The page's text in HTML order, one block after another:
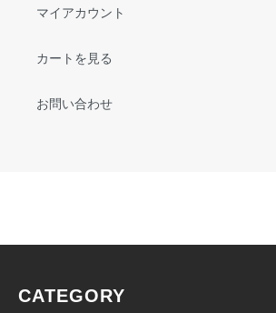
マイアカウント
カートを見る
お問い合わせ
CATEGORY